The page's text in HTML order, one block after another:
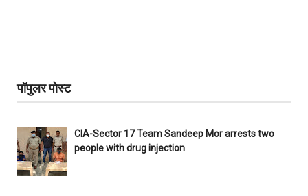
पॉपुलर पोस्ट
CIA-Sector 17 Team Sandeep Mor arrests two
people with drug injection